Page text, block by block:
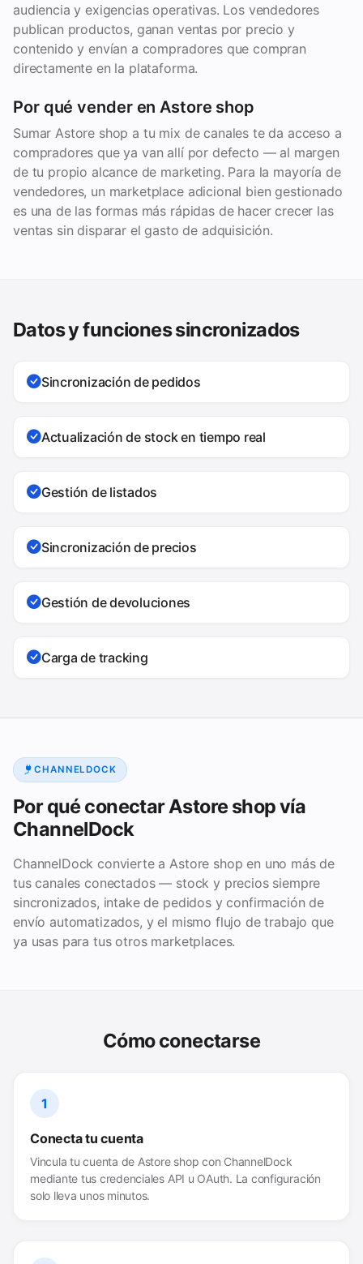
audiencia y exigencias operativas. Los vendedores
publican productos, ganan ventas por precio y
contenido y envían a compradores que compran
directamente en la plataforma.
Por qué vender en Astore shop
Sumar Astore shop a tu mix de canales te da acceso a
compradores que ya van allí por defecto — al margen
de tu propio alcance de marketing. Para la mayoría de
vendedores, un marketplace adicional bien gestionado
es una de las formas más rápidas de hacer crecer las
ventas sin disparar el gasto de adquisición.
Datos y funciones sincronizados
Sincronización de pedidos
Actualización de stock en tiempo real
Gestión de listados
Sincronización de precios
Gestión de devoluciones
Carga de tracking
CHANNELDOCK
Por qué conectar Astore shop vía
ChannelDock
ChannelDock convierte a Astore shop en uno más de
tus canales conectados — stock y precios siempre
sincronizados, intake de pedidos y confirmación de
envío automatizados, y el mismo flujo de trabajo que
ya usas para tus otros marketplaces.
Cómo conectarse
1
Conecta tu cuenta
Vincula tu cuenta de Astore shop con ChannelDock
mediante tus credenciales API u OAuth. La configuración
solo lleva unos minutos.